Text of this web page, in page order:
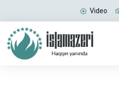
Video